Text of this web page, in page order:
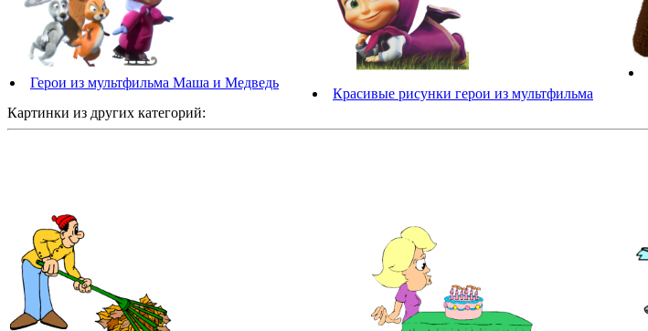
Герои из мультфильма Маша и Медведь
Красивые рисунки герои из мультфильма
Картинки из других категорий: